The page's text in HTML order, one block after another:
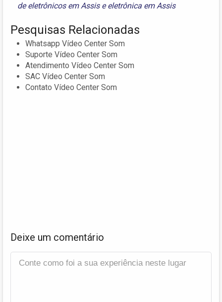
de eletrônicos em Assiseeletrônica em Assis
Pesquisas Relacionadas
Whatsapp Vídeo Center Som
Suporte Vídeo Center Som
Atendimento Vídeo Center Som
SAC Vídeo Center Som
Contato Vídeo Center Som
Deixe um comentário